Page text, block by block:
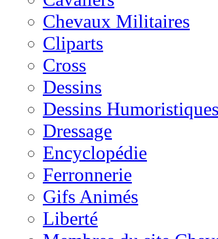
Chevaux Militaires
Cliparts
Cross
Dessins
Dessins
Dressage
Encyclopédie
Ferronnerie
Gifs Animés
Liberté